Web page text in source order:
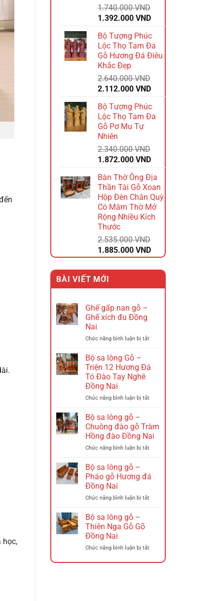
học,
1.740.000VND
Giá
là:
1.740.000 VND.
1.392.000 VNDGiá
hiện
tại
là:
1.392.000 VND.
Bộ Tượng Phúc
Lộc Thọ Tam Đa
Gỗ Hương Đá Điêu
Khắc Đẹp
2.640.000VND
Giá
là:
2.640.000 VND.
2.112.000 VNDGiá
hiện
tại
là:
Bộ Tượng Phúc
Lộc Thọ Tam Đa
Gỗ Pơ Mu Tự
Nhiên
2.340.000VND
Giá
là:
2.340.000 VND.
1.872.000 VNDGiá
hiện
tại
là:
1.872.000 VND.
Bàn Thờ Ông Địa
Thần Tài Gỗ Xoan
Hộp Đèn Chân Quỳ
Có Mâm Thờ Mở
Rộng Nhiều Kích
Thước
2.535.000VND
Giá
gốc
là:
2.535.000 VND.
1.885.000 VNDGiá
hiện
tại
1.885.000 VND.
BÀI VIẾT MỚI
Ghế gấp nan gỗ –
Ghế xích đu Đồng
Nai
Chức năng bình luận bị tắtở
nan
gỗ
xích
Nai
Bộ sa lông Gỗ –
Triện 12 Hương Đá
Tó Đào Tay Nghê
Đồng Nai
Chức năng bình luận bị tắtở
lông
Gỗ
–
Triện
Đá
Tó
Tay
Bộ sa lông gỗ –
Chuông đào gỗ Tràm
Hồng đào Đồng Nai
Chức năng bình luận bị tắtở
lông
gỗ
Chuông
Đồng
Bộ sa lông gỗ –
Pháo gỗ Hương đá
Đồng Nai
Chức năng bình luận bị tắtở
Pháo
Hương
Bộ sa lông gỗ –
Thiên Nga Gỗ Gõ
Đồng Nai
Chức năng bình luận bị tắtở
sa